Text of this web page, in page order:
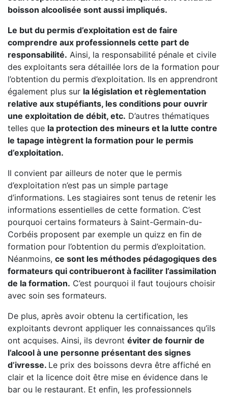
boisson alcoolisée sont aussi impliqués.
Le but du permis d’exploitation est de faire
comprendre aux professionnels cette part de
responsabilité. Ainsi, la responsabilité pénale et civile
des exploitants sera détaillée lors de la formation pour
l’obtention du permis d’exploitation. Ils en apprendront
également plus sur la législation et règlementation
relative aux stupéfiants, les conditions pour ouvrir
une exploitation de débit, etc. D’autres thématiques
telles que la protection des mineurs et la lutte contre
le tapage intègrent la formation pour le permis
d’exploitation.
Il convient par ailleurs de noter que le permis
d’exploitation n’est pas un simple partage
d’informations. Les stagiaires sont tenus de retenir les
informations essentielles de cette formation. C’est
pourquoi certains formateurs à Saint-Germain-du-
Corbéis proposent par exemple un quizz en fin de
formation pour l’obtention du permis d’exploitation.
Néanmoins, ce sont les méthodes pédagogiques des
formateurs qui contribueront à faciliter l’assimilation
de la formation. C’est pourquoi il faut toujours choisir
avec soin ses formateurs.
De plus, après avoir obtenu la certification, les
exploitants devront appliquer les connaissances qu’ils
ont acquises. Ainsi, ils devront éviter de fournir de
l’alcool à une personne présentant des signes
d’ivresse. Le prix des boissons devra être affiché en
clair et la licence doit être mise en évidence dans le
bar ou le restaurant. Et enfin, les professionnels